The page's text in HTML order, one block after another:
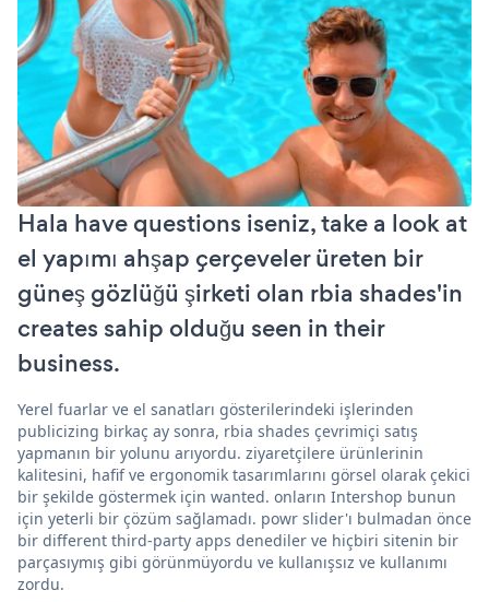
Hala have questions iseniz, take a look at
el yapımı ahşap çerçeveler üreten bir
güneş gözlüğü şirketi olan rbia shades'in
creates sahip olduğu seen in their
business.
Yerel fuarlar ve el sanatları gösterilerindeki işlerinden
publicizing birkaç ay sonra, rbia shades çevrimiçi satış
yapmanın bir yolunu arıyordu. ziyaretçilere ürünlerinin
kalitesini, hafif ve ergonomik tasarımlarını görsel olarak çekici
bir şekilde göstermek için wanted. onların Intershop bunun
için yeterli bir çözüm sağlamadı. powr slider'ı bulmadan önce
bir different third-party apps denediler ve hiçbiri sitenin bir
parçasıymış gibi görünmüyordu ve kullanışsız ve kullanımı
zordu.